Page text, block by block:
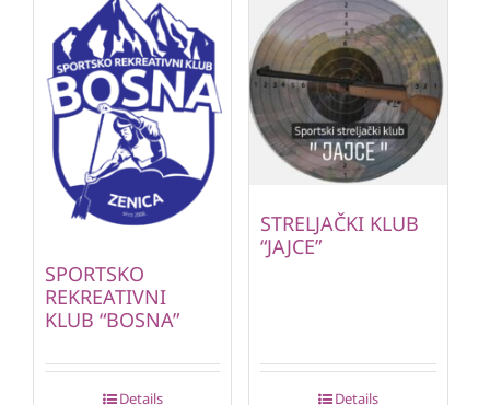
SPORTSKO
REKREATIVNI
KLUB “BOSNA”
Details
STRELJAČKI KLUB
“JAJCE”
Details